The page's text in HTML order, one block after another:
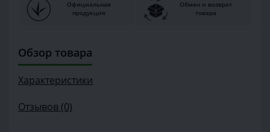
Официальная
продукция
Обмен и возврат
товара
Обзор товара
Характеристики
Отзывов (0)